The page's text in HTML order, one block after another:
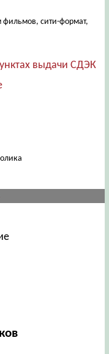
фильмов, сити-формат,
выдачи СДЭК